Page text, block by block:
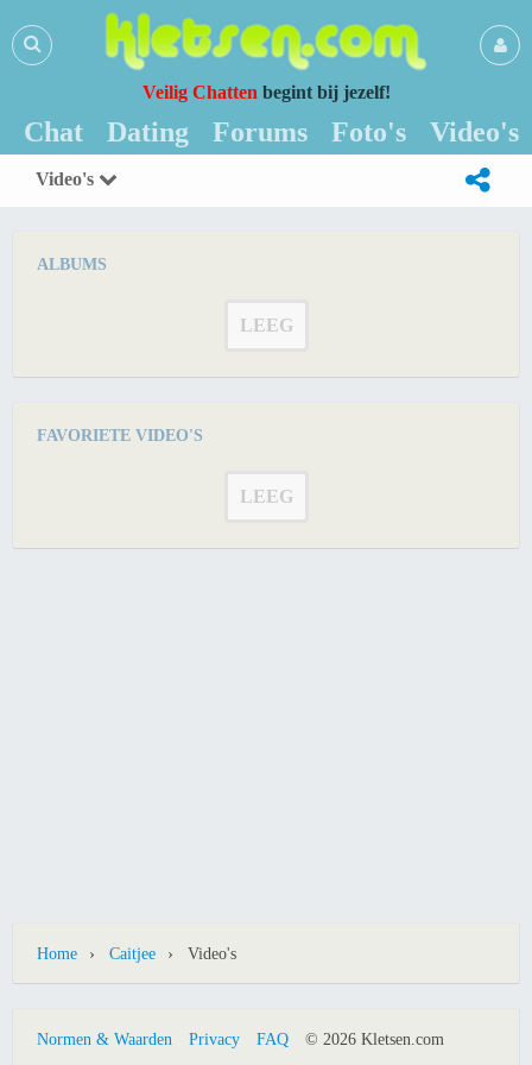
Veilig Chatten begint bij jezelf!
Chat Dating Forums Foto's Video's
Video's
ALBUMS
LEEG
FAVORIETE VIDEO'S
LEEG
Home › Caitjee › Video's
Normen & Waarden Privacy FAQ © 2026 Kletsen.com